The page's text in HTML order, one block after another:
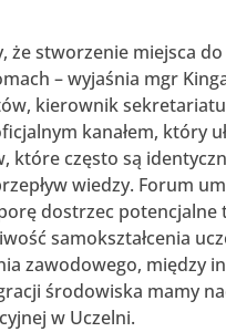
że stworzenie miejsca
– wyjaśnia mgr
kierownik
kanałem, który
które często są
wiedzy. Forum
dostrzec potencjalne
samokształcenia
zawodowego, między
środowiska mamy
w Uczelni.